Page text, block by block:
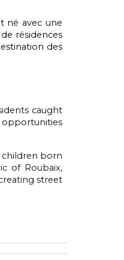
né avec une
résidences
des
caught
opportunities
born
of Roubaix,
street